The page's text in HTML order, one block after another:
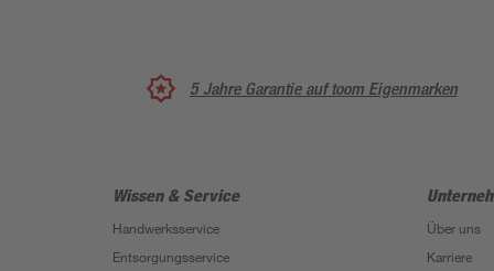
5 Jahre Garantie auf toom Eigenmarken
Wissen & Service
Handwerksservice
Entsorgungsservice
Über uns
Karriere